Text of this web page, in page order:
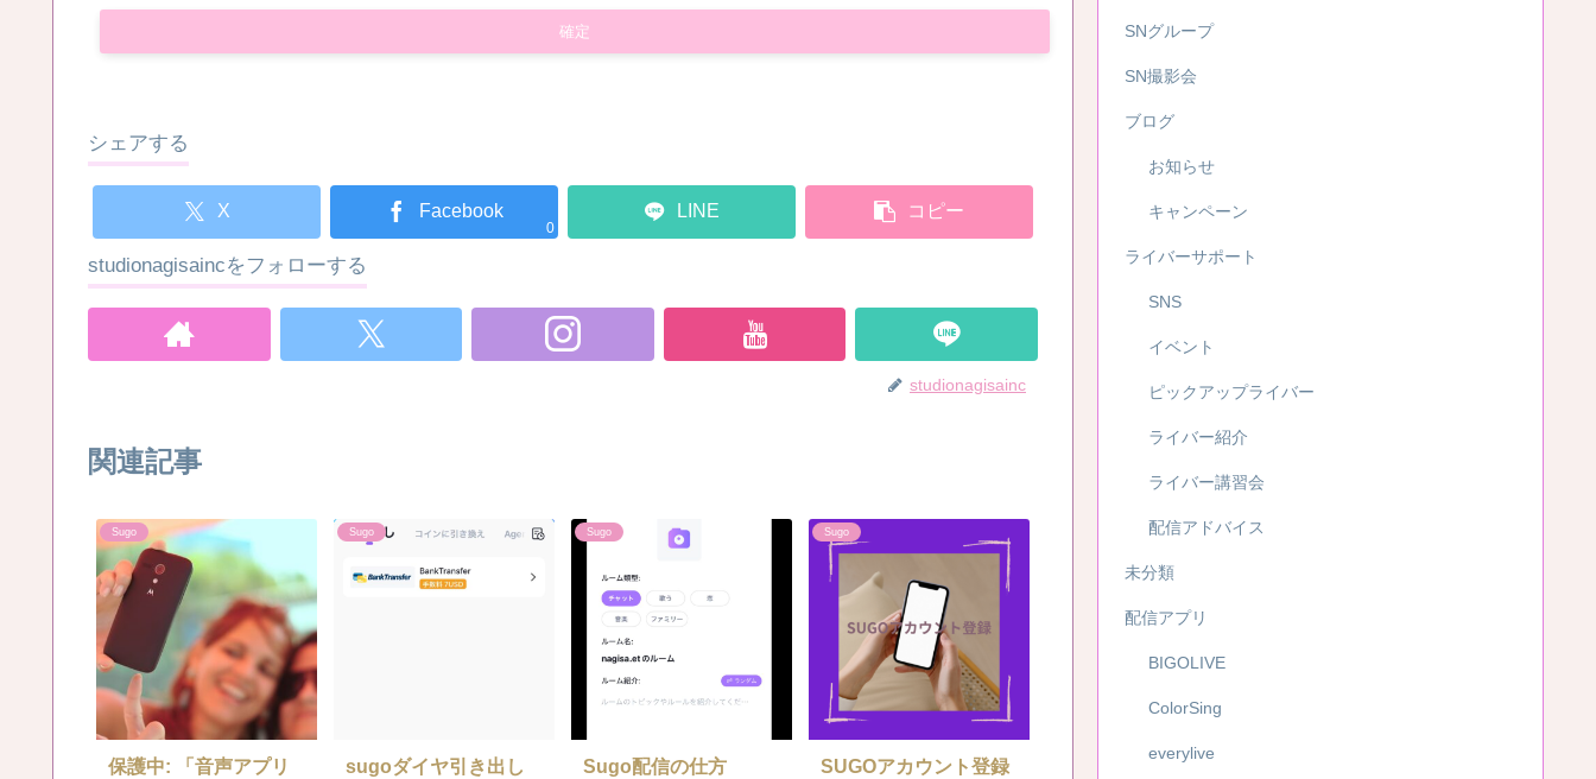
シェアする
X Facebook
0
LINE コピー
studionagisaincをフォローする
studionagisainc
関連記事
Sugo
保護中: 「音声アプリ
Sugo
sugoダイヤ引き出し
Sugo
Sugo配信の仕方
Sugo
SUGOアカウント登録
SNグループ
SN撮影会
ブログ
お知らせ
キャンペーン
ライバーサポート
SNS
イベント
ピックアップライバー
ライバー紹介
ライバー講習会
配信アドバイス
未分類
配信アプリ
BIGOLIVE
ColorSing
everylive